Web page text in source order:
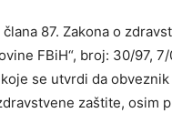
87. Zakona o
FBiH“, broj: 30/97,
se utvrdi da
zaštite, osim